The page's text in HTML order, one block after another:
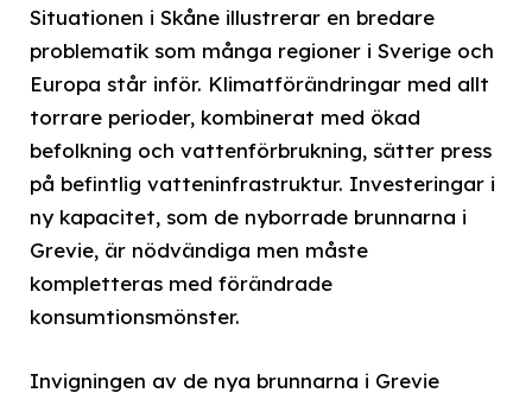
Situationen i Skåne illustrerar en bredare
problematik som många regioner i Sverige och
Europa står inför. Klimatförändringar med allt
torrare perioder, kombinerat med ökad
befolkning och vattenförbrukning, sätter press
på befintlig vatteninfrastruktur. Investeringar i
ny kapacitet, som de nyborrade brunnarna i
Grevie, är nödvändiga men måste
kompletteras med förändrade
konsumtionsmönster.
Invigningen av de nya brunnarna i Grevie